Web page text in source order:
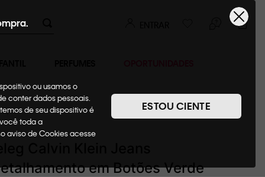
ou usamos o
conter dados pessoais.
de seu dispositivo é
toda a
aviso de Cookies acesse
ESTOU CIENTE
em Botões Verde